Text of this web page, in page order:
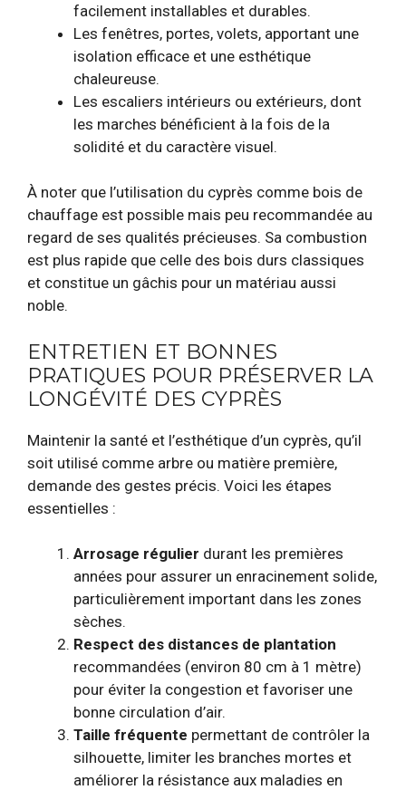
facilement installables et durables.
Les fenêtres, portes, volets, apportant une
isolation efficace et une esthétique
chaleureuse.
Les escaliers intérieurs ou extérieurs, dont
les marches bénéficient à la fois de la
solidité et du caractère visuel.
À noter que l’utilisation du cyprès comme bois de
chauffage est possible mais peu recommandée au
regard de ses qualités précieuses. Sa combustion
est plus rapide que celle des bois durs classiques
et constitue un gâchis pour un matériau aussi
noble.
ENTRETIEN ET BONNES
PRATIQUES POUR PRÉSERVER LA
LONGÉVITÉ DES CYPRÈS
Maintenir la santé et l’esthétique d’un cyprès, qu’il
soit utilisé comme arbre ou matière première,
demande des gestes précis. Voici les étapes
essentielles :
Arrosage régulier durant les premières
années pour assurer un enracinement solide,
particulièrement important dans les zones
sèches.
Respect des distances de plantation
recommandées (environ 80 cm à 1 mètre)
pour éviter la congestion et favoriser une
bonne circulation d’air.
Taille fréquente permettant de contrôler la
silhouette, limiter les branches mortes et
améliorer la résistance aux maladies en